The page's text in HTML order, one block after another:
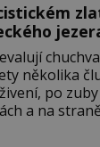
několika
po
a na